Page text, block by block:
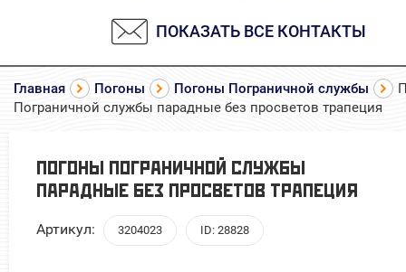
ПОКАЗАТЬ ВСЕ КОНТАКТЫ
Главная Погоны Погоны Пограничной службы
Пограничной службы парадные без просветов трапеция
ПОГОНЫ ПОГРАНИЧНОЙ СЛУЖБЫ
ПАРАДНЫЕ БЕЗ ПРОСВЕТОВ ТРАПЕЦИЯ
Артикул: 3204023 ID: 28828